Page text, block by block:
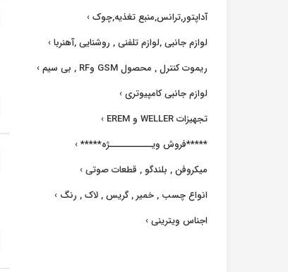
آداپتور,ترانس,منبع تغذیه,چوک›
لوازم جانبی ,لوازم تلفنی , روشنایی ,آهنربا›
ریموت کنترل , محصول GSM وRF , بی سیم
›
لوازم جانبی کامپیوتری›
تجهیزات WELLER و EREM
›
*****فروش ویــــــــــــژه*****›
میکروفن , بلندگو , قطعات صوتی›
انواع چسب , خمیر , گریس , لاک , رنگ ›
اجناس ویترینی›